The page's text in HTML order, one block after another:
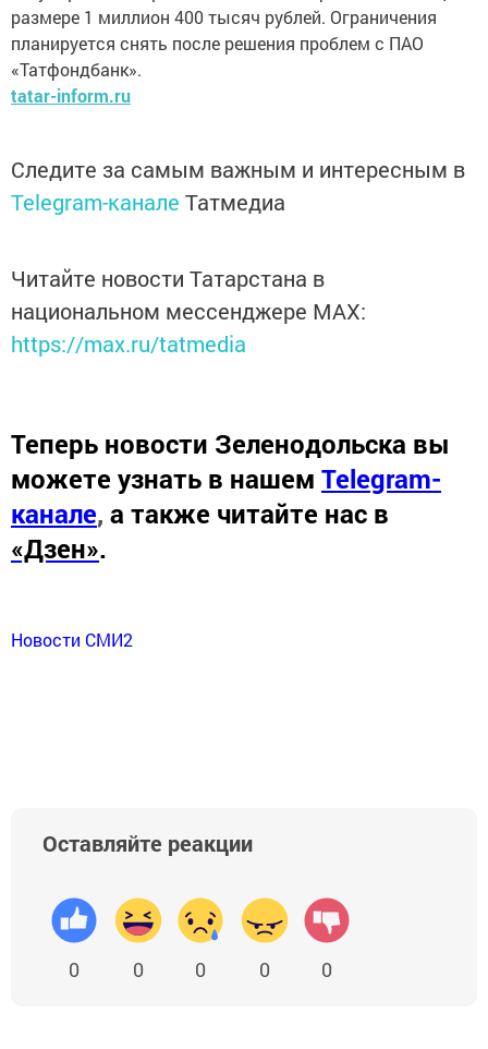
размере 1 миллион 400 тысяч рублей. Ограничения
планируется снять после решения проблем с ПАО
«Татфондбанк».
tatar-inform.ru
Следите за самым важным и интересным в
Telegram-канале Татмедиа
Читайте новости Татарстана в
национальном мессенджере MАХ:
https://max.ru/tatmedia
Теперь новости Зеленодольска вы
можете узнать в нашем Telegram-
канале, а также читайте нас в
«Дзен».
Новости СМИ2
Оставляйте реакции
0 0 0 0 0